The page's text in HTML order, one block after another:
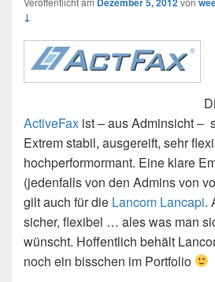
↓
ActiveFax ist – aus Adminsicht –
Extrem stabil, ausgereift, sehr
hochperformormant. Eine klare
(jedenfalls von den Admins von
gilt auch für die Lancom Lancapi.
sicher, flexibel … ales was man
wünscht. Hoffentlich behält
noch ein bisschen im Portfolio